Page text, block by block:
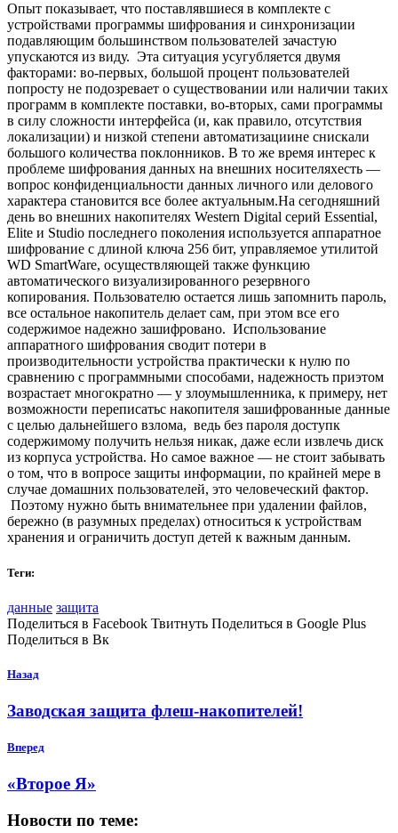
Опыт показывает, что поставлявшиеся в комплекте с
устройствами программы шифрования и синхронизации
подавляющим большинством пользователей зачастую
упускаются из виду. Эта ситуация усугубляется двумя
факторами: во-первых, большой процент пользователей
попросту не подозревает о существовании или наличии таких
программ в комплекте поставки, во-вторых, сами программы
в силу сложности интерфейса (и, как правило, отсутствия
локализации) и низкой степени автоматизациине снискали
большого количества поклонников. В то же время интерес к
проблеме шифрования данных на внешних носителяхесть —
вопрос конфиденциальности данных личного или делового
характера становится все более актуальным.На сегодняшний
день во внешних накопителях Western Digital серий Essential,
Elite и Studio последнего поколения используется аппаратное
шифрование с длиной ключа 256 бит, управляемое утилитой
WD SmartWare, осуществляющей также функцию
автоматического визуализированного резервного
копирования. Пользователю остается лишь запомнить пароль,
все остальное накопитель делает сам, при этом все его
содержимое надежно зашифровано. Использование
аппаратного шифрования сводит потери в
производительности устройства практически к нулю по
сравнению с программными способами, надежность приэтом
возрастает многократно — у злоумышленника, к примеру, нет
возможности переписатьс накопителя зашифрованные данные
с целью дальнейшего взлома, ведь без пароля доступк
содержимому получить нельзя никак, даже если извлечь диск
из корпуса устройства. Но самое важное — не стоит забывать
о том, что в вопросе защиты информации, по крайней мере в
случае домашних пользователей, это человеческий фактор.
Поэтому нужно быть внимательнее при удалении файлов,
бережно (в разумных пределах) относиться к устройствам
хранения и ограничить доступ детей к важным данным.
Теги:
данные защита
Поделиться в Facebook Твитнуть Поделиться в Google Plus
Поделиться в Вк
Назад
Заводская защита флеш-накопителей!
Вперед
«Второе Я»
Новости по теме: